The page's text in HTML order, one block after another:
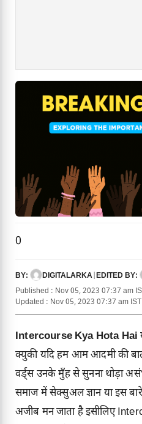
0
BY: DIGITALARKA EDITED BY:
Published : Nov 05, 2023 07:37 am
Updated : Nov 05, 2023 07:37 am IST
Intercourse Kya Hota Hai
क्युकी यदि हम आम आदमी की
वर्ड्स उनके मुँह से सुनना थोड़ा
समाज में सेक्सुअल ज्ञान या इस
अजीब मन जाता है इसीलिए